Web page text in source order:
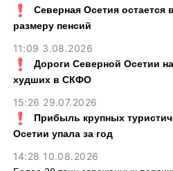
Северная Осетия остается
размеру пенсий
11:09 3.08.2026
Дороги Северной Осетии
худших в СКФО
15:26 29.07.2026
Прибыль крупных
Осетии упала за год
14:28 10.08.2026